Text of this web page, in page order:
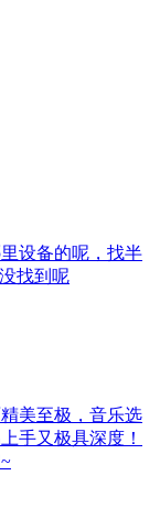
设备的呢，找半
找到呢
美至极，音乐选
手又极具深度！